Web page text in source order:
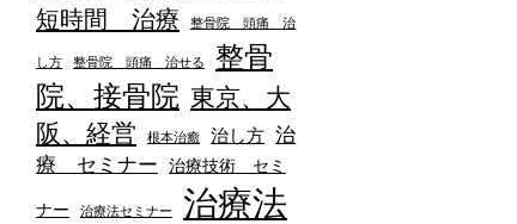
短時間 治療
整骨院 頭痛 治
し方 整骨院 頭痛 治せる
整骨
院、接骨院 東京、大
阪、経営
根本治癒 治し方 治
療 セミナー
治療技術 セミ
ナー 治療法セミナー
治療法